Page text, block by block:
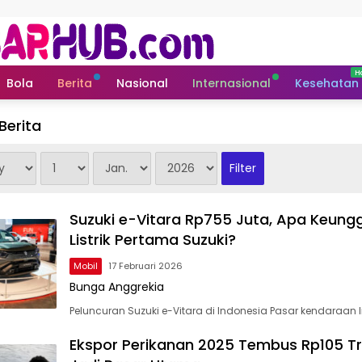
Bola Berita Nasional Internasional Kesehatan
Suzuki e-Vitara Rp755 Juta, Apa
Listrik Pertama Suzuki?
Mobil 17 Februari 2026
Bunga Anggrekia
Peluncuran Suzuki e-Vitara di Indonesia Pasar kendaraan
Ekspor Perikanan 2025 Tembus Rp105